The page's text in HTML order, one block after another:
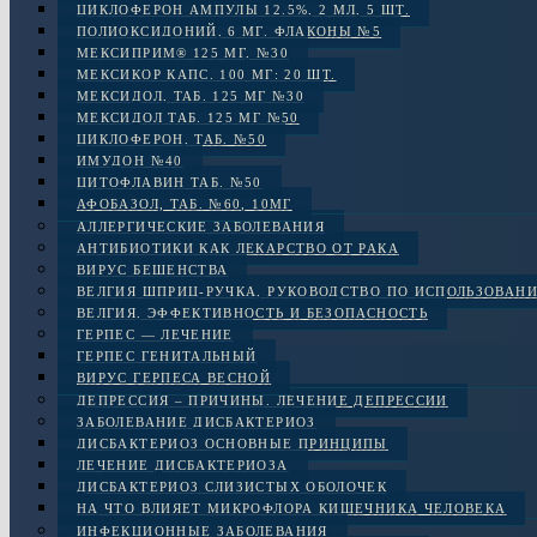
ЦИКЛОФЕРОН АМПУЛЫ 12.5%, 2 МЛ, 5 ШТ.
ПОЛИОКСИДОНИЙ, 6 МГ. ФЛАКОНЫ №5
МЕКСИПРИМ® 125 МГ, №30
МЕКСИКОР КАПС. 100 МГ: 20 ШТ.
МЕКСИДОЛ, ТАБ. 125 МГ №30
МЕКСИДОЛ ТАБ. 125 МГ №50
ЦИКЛОФЕРОН, ТАБ. №50
ИМУДОН №40
ЦИТОФЛАВИН ТАБ. №50
АФОБАЗОЛ, ТАБ. №60, 10МГ
АЛЛЕРГИЧЕСКИЕ ЗАБОЛЕВАНИЯ
АНТИБИОТИКИ КАК ЛЕКАРСТВО ОТ РАКА
ВИРУС БЕШЕНСТВА
ВЕЛГИЯ ШПРИЦ-РУЧКА, РУКОВОДСТВО ПО
ВЕЛГИЯ, ЭФФЕКТИВНОСТЬ И БЕЗОПАСНОСТЬ
ГЕРПЕС — ЛЕЧЕНИЕ
ГЕРПЕС ГЕНИТАЛЬНЫЙ
ВИРУС ГЕРПЕСА ВЕСНОЙ
ДЕПРЕССИЯ – ПРИЧИНЫ. ЛЕЧЕНИЕ ДЕПРЕССИИ
ЗАБОЛЕВАНИЕ ДИСБАКТЕРИОЗ
ДИСБАКТЕРИОЗ ОСНОВНЫЕ ПРИНЦИПЫ
ЛЕЧЕНИЕ ДИСБАКТЕРИОЗА
ДИСБАКТЕРИОЗ СЛИЗИСТЫХ ОБОЛОЧЕК
НА ЧТО ВЛИЯЕТ МИКРОФЛОРА КИШЕЧНИКА ЧЕЛОВЕКА
ИНФЕКЦИОННЫЕ ЗАБОЛЕВАНИЯ